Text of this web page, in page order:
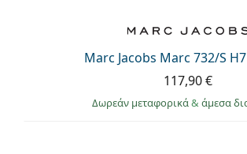
Marc Jacobs Marc 732/S
117,90 €
Δωρεάν μεταφορικά& άμεσα